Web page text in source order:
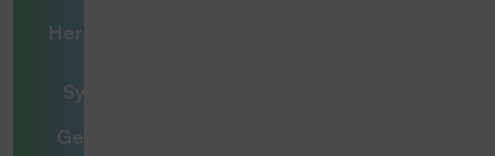
Herausforderung
Systemlösung
Gemeinsam zur